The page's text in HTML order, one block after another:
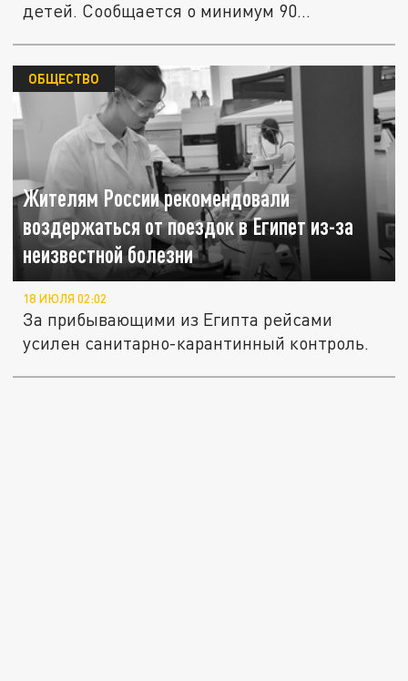
детей. Сообщается о минимум 90
Жителям России рекомендовали
воздержаться от поездок в Египет из-за
неизвестной болезни
ОБЩЕСТВО
18 ИЮЛЯ 02:02
За прибывающими из Египта рейсами
усилен санитарно-карантинный контроль.